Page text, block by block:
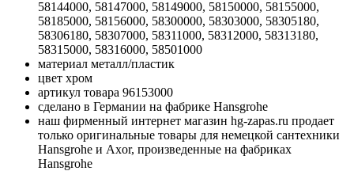
58144000, 58147000, 58149000, 58150000, 58155000,
58185000, 58156000, 58300000, 58303000, 58305180,
58306180, 58307000, 58311000, 58312000, 58313180,
58315000, 58316000, 58501000
материал металл/пластик
цвет хром
артикул товара 96153000
сделано в Германии на фабрике Hansgrohe
наш фирменный интернет магазин hg-zapas.ru продает
только оригинальные товары для немецкой сантехники
Hansgrohe и Axor, произведенные на фабриках
Hansgrohe